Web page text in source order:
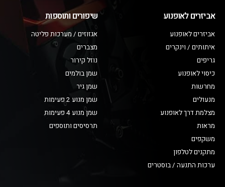
אביזרים לאופנוע
אביזרים לאופנוע
איתותים / וינקרים
גריפים
כיסוי לאופנוע
מחרשות
מנעולים
מצלמת דרך לאופנוע
מראות
משקפים
מתקנים לטלפון
ערכות התנעה / בוסטרים
שיפורים ותוספות
אגזוזים / מערכות פליטה
מצברים
נוזל קירור
שמן בולמים
שמן גיר
שמן מנוע 2 פעימות
שמן מנוע 4 פעימות
תרסיסים ותוספים